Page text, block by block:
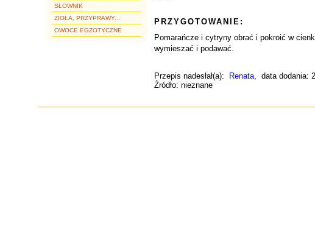
SŁOWNIK
ZIOŁA, PRZYPRAWY...
OWOCE EGZOTYCZNE
PRZYGOTOWANIE:
Pomarańcze i cytryny obrać i pokroić w
wymieszać i podawać.
Przepis nadesłał(a): Renata, data dodania:
Źródło: nieznane